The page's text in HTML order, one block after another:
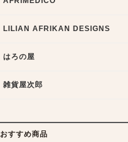
LILIAN AFRIKAN DESIGNS
はろの屋
雑貨屋次郎
おすすめ商品